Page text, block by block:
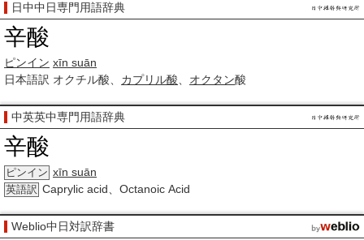
日中中日専門用語辞典
辛酸
ピンイン xīn suān
日本語訳 オクチル酸、 カプリル酸 オクタン酸
中英英中専門用語辞典
辛酸
ピンイン xīn suān
英語訳 Caprylic acid、Octanoic Acid
Weblio中日対訳辞書